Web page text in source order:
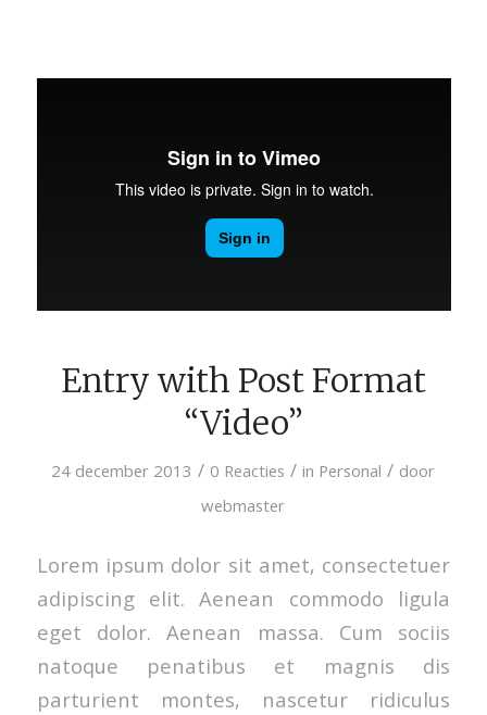
Entry with Post Format
“Video”
24 december 2013 / 0 Reacties / in Personal / door
webmaster
Lorem ipsum dolor sit amet, consectetuer
adipiscing elit. Aenean commodo ligula
eget dolor. Aenean massa. Cum sociis
natoque penatibus et magnis dis
parturient montes, nascetur ridiculus